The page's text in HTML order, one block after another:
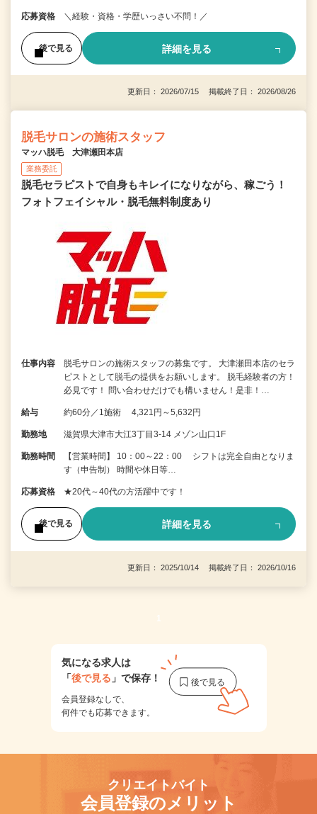
応募資格 ＼経験・資格・学歴いっさい不問！／
後で見る 詳細を見る
更新日： 2026/07/15 掲載終了日： 2026/08/26
脱毛サロンの施術スタッフ
マッハ脱毛 大津瀬田本店
業務委託
脱毛セラピストで自身もキレイになりながら、稼ごう！
フォトフェイシャル・脱毛無料制度あり
仕事内容
脱毛サロンの施術スタッフの募集です。 大津瀬田本店のセラ
ピストとして脱毛の提供をお願いします。 脱毛経験者の方！
必見です！ 問い合わせだけでも構いません！是非！…
給与 約60分／1施術 4,321円～5,632円
勤務地 滋賀県大津市大江3丁目3-14 メゾン山口1F
勤務時間
【営業時間】 10：00～22：00 シフトは完全自由となりま
す（申告制） 時間や休日等…
応募資格 ★20代～40代の方活躍中です！
後で見る 詳細を見る
更新日： 2025/10/14 掲載終了日： 2026/10/16
1
気になる求人は
「後で見る 」で保存！
会員登録なしで、
何件でも応募できます。
クリエイトバイト
会員登録のメリット